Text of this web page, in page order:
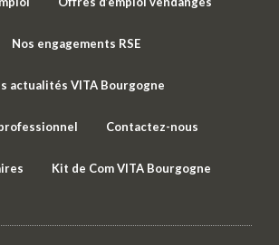
Nos engagements RSE
actualités VITA Bourgogne
Contactez-nous
Kit de Com VITA Bourgogne